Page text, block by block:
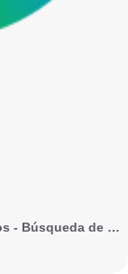
🔎 desde el corazón de becando tus sueños - Búsqueda de Google